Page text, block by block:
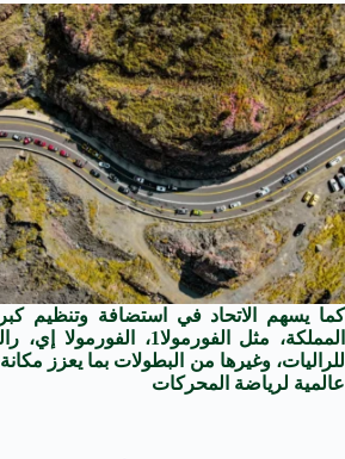
كما يسهم الاتحاد في استضافة وتنظيم
المملكة، مثل الفورمولا1،
للراليات، وغيرها من البطولات بما يعزز
عالمية لرياضة المحركات